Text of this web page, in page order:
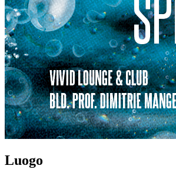
Luogo